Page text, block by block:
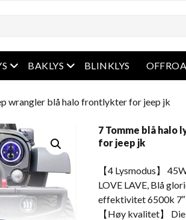
Åpen meny
BAKLYS Åpen meny
BLINKLYS
wrangler blå halo frontlykter for jeep jk
7 Tomme blå
for jeep jk
【4 Lysmodus】
LOVE LAVE, Blå
effektivitet 6500k
【Høy kvalitet】